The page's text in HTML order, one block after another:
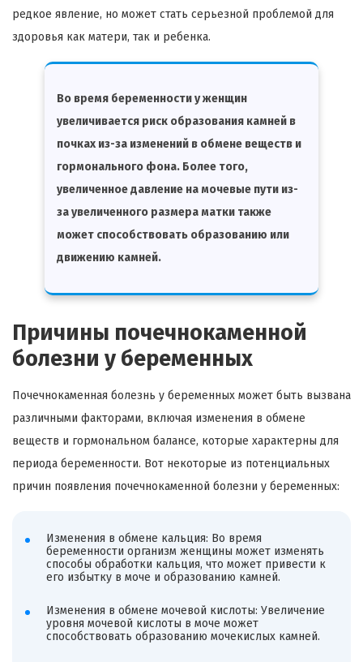
редкое явление, но может стать серьезной проблемой для
здоровья как матери, так и ребенка.
Во время беременности у женщин
увеличивается риск образования камней в
почках из-за изменений в обмене веществ и
гормонального фона. Более того,
увеличенное давление на мочевые пути из-
за увеличенного размера матки также
может способствовать образованию или
движению камней.
Причины почечнокаменной
болезни у беременных
Почечнокаменная болезнь у беременных может быть вызвана
различными факторами, включая изменения в обмене
веществ и гормональном балансе, которые характерны для
периода беременности. Вот некоторые из потенциальных
причин появления почечнокаменной болезни у беременных:
Изменения в обмене кальция: Во время
беременности организм женщины может изменять
способы обработки кальция, что может привести к
его избытку в моче и образованию камней.
Изменения в обмене мочевой кислоты: Увеличение
уровня мочевой кислоты в моче может
способствовать образованию мочекислых камней.